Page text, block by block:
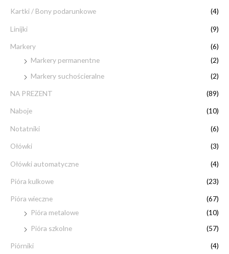
Kartki / Bony podarunkowe (4)
Linijki (9)
Markery
(6)
Markery permanentne
(2)
Markery suchościeralne
(2)
NA PREZENT (89)
Naboje (10)
Notatniki (6)
Ołówki (3)
Ołówki automatyczne (4)
Pióra kulkowe (23)
Pióra wieczne
(67)
Pióra metalowe
(10)
Pióra szkolne
(57)
Piórniki (4)